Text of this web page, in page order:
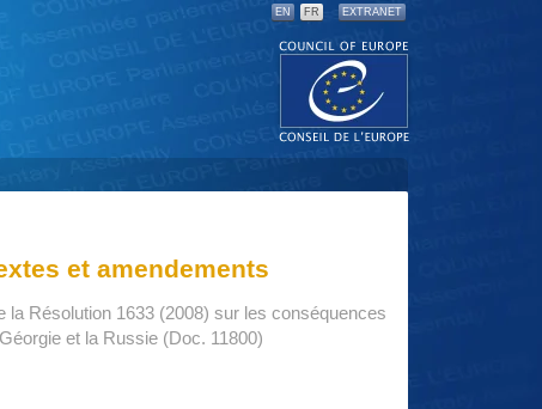
EN FR EXTRANET
et amendements
Résolution 1633 (2008) sur les conséquences
et la Russie (Doc. 11800)